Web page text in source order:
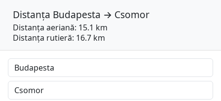
Distanța Budapesta → Csomor
Distanța aeriană: 15.1 km
Distanța rutieră: 16.7 km